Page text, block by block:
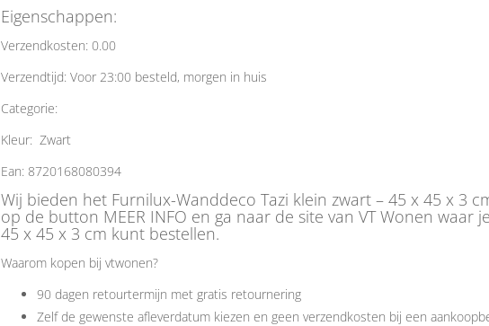
Eigenschappen:
Verzendkosten: 0.00
Verzendtijd: Voor 23:00 besteld, morgen in huis
Categorie:
Kleur: Zwart
Ean: 8720168080394
Wij bieden het Furnilux-Wanddeco Tazi klein zwart – 45 x 45 x 3
op de button MEER INFO en ga naar de site van VT Wonen waar
45 x 45 x 3 cm kunt bestellen.
Waarom kopen bij vtwonen?
90 dagen retourtermijn met gratis retournering
Zelf de gewenste afleverdatum kiezen en geen verzendkosten bij een